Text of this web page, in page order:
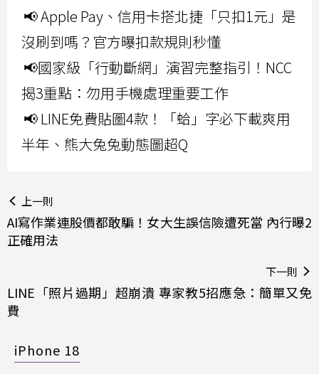
📢 Apple Pay、信用卡搭北捷「只扣1元」是
沒刷到嗎？官方曝扣款規則秒懂
📢國家級「行動斷網」演習完整指引！NCC
揭3重點：勿用手機處理重要工作
📢 LINE免費貼圖4款！「蛤」字必下載爽用
半年、熊大兔兔動態圖超Q
上一則
AI寫作業連股價都敢騙！女大生誤信險遭死當 內行曝2
正確用法
下一則
LINE「照片過期」超崩潰 專家教5招應急：簡單又免
費
iPhone 18